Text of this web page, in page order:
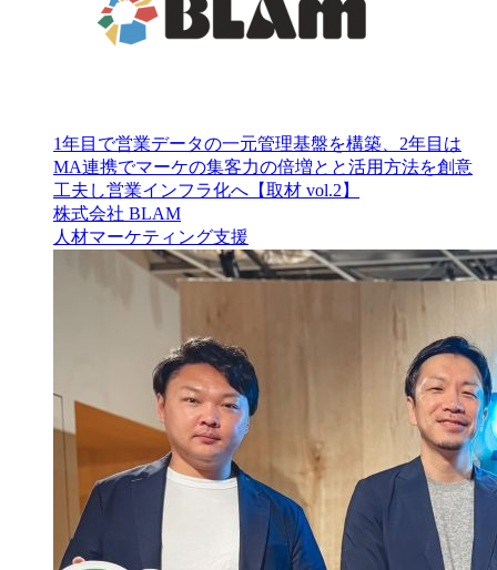
1年目で営業データの一元管理基盤を構築、2年目は
MA連携でマーケの集客力の倍増とと活用方法を創意
工夫し営業インフラ化へ【取材 vol.2】
株式会社 BLAM
人材マーケティング支援